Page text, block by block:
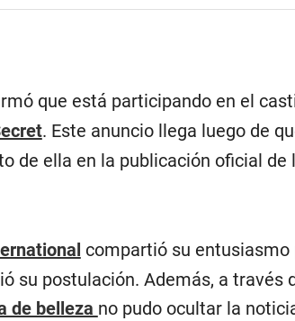
que está participando en el
. Este anuncio llega luego de
de ella en la publicación oficial de
compartió su
su postulación. Además, a través
de belleza no pudo ocultar la